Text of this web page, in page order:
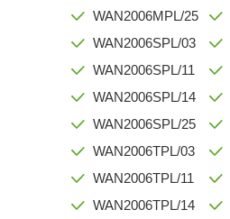
WAN2006MPL/25
WAN2006SPL/03
WAN2006SPL/11
WAN2006SPL/14
WAN2006SPL/25
WAN2006TPL/03
WAN2006TPL/11
WAN2006TPL/14